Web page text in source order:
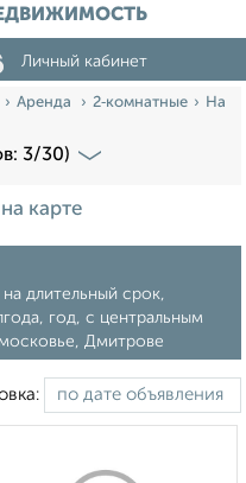
Личный кабинет
Аренда 2‑комнатные
На
3/30)
карте
длительный срок,
год, с центральным
Дмитрове